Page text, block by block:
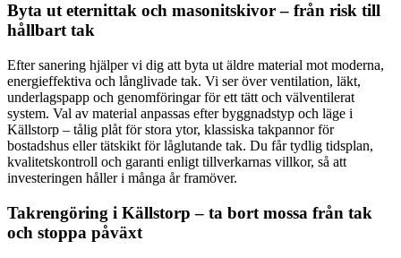
Byta ut eternittak och masonitskivor – från risk till
hållbart tak
Efter sanering hjälper vi dig att byta ut äldre material mot moderna,
energieffektiva och långlivade tak. Vi ser över ventilation, läkt,
underlagspapp och genomföringar för ett tätt och välventilerat
system. Val av material anpassas efter byggnadstyp och läge i
Källstorp – tålig plåt för stora ytor, klassiska takpannor för
bostadshus eller tätskikt för låglutande tak. Du får tydlig tidsplan,
kvalitetskontroll och garanti enligt tillverkarnas villkor, så att
investeringen håller i många år framöver.
Takrengöring i Källstorp – ta bort mossa från tak
och stoppa påväxt